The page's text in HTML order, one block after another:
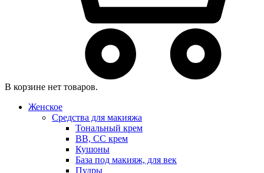
В корзине нет товаров.
Женское
Средства для макияжа
Тональный крем
BB, CC крем
Кушоны
База под макияж, для век
Пудры